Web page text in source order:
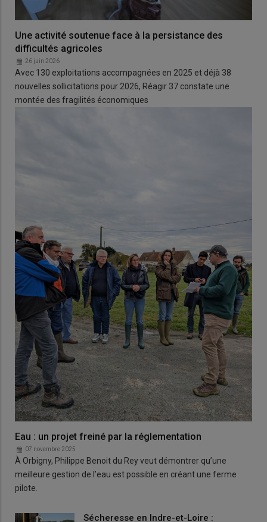
Une activité soutenue face à la persistance des
difficultés agricoles
26 juin 2026
Avec 130 exploitations accompagnées en 2025 et déjà 38
nouvelles sollicitations pour 2026, Réagir 37 constate une
montée des fragilités économiques
Eau : un projet freiné par la réglementation
07 novembre 2025
À Orbigny, Philippe Benoit du Rey veut démontrer qu’une
meilleure gestion de l’eau est possible en créant une ferme
pilote.
Sécheresse en Indre-et-Loire :